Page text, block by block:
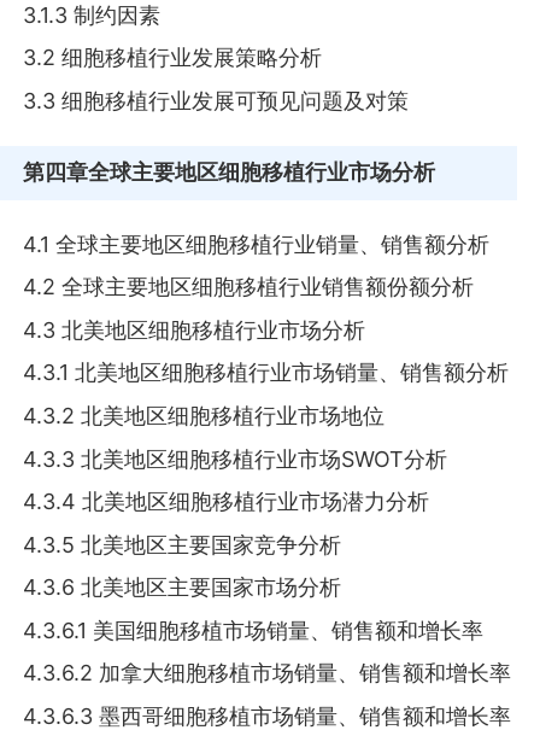
3.1.3 制约因素
3.2 细胞移植行业发展策略分析
3.3 细胞移植行业发展可预见问题及对策
第四章全球主要地区细胞移植行业市场分析
4.1 全球主要地区细胞移植行业销量、销售额分析
4.2 全球主要地区细胞移植行业销售额份额分析
4.3 北美地区细胞移植行业市场分析
4.3.1 北美地区细胞移植行业市场销量、销售额分析
4.3.2 北美地区细胞移植行业市场地位
4.3.3 北美地区细胞移植行业市场SWOT分析
4.3.4 北美地区细胞移植行业市场潜力分析
4.3.5 北美地区主要国家竞争分析
4.3.6 北美地区主要国家市场分析
4.3.6.1 美国细胞移植市场销量、销售额和增长率
4.3.6.2 加拿大细胞移植市场销量、销售额和增长率
4.3.6.3 墨西哥细胞移植市场销量、销售额和增长率